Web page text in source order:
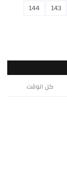
143
144
كل الوقت